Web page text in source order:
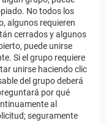
No todos los
algunos requieren
cerrados y algunos
puede unirse
Si el grupo requiere
unirse haciendo clic
del grupo deberá
por qué
al
seguramente